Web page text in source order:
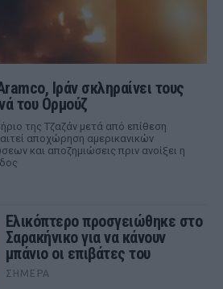
Ιράν σκληραίνει τους
του Ορμούζ
της Τζαζάν μετά από επίθεση
αποχώρηση αμερικανικών
και αποζημιώσεις πριν ανοίξει η
Ελικόπτερο προσγειώθηκε στο
Σαρακήνικο για να κάνουν
μπάνιο οι επιβάτες του
ΣΉΜΕΡΑ